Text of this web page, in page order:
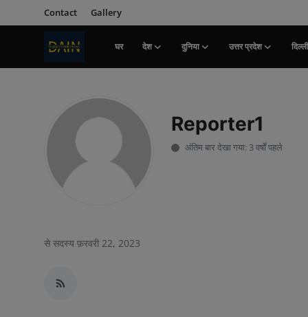
Contact Gallery
घर देश दुनिया उत्तर प्रदेश दिल्ली
Contact
उत्तर प्रदेश
Reporter1
अंतिम बार देखा गया: 3 वर्षों पहले
से सदस्य फ़रवरी 22, 2023